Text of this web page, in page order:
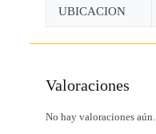
UBICACION
Valoraciones
No hay valoraciones aún.